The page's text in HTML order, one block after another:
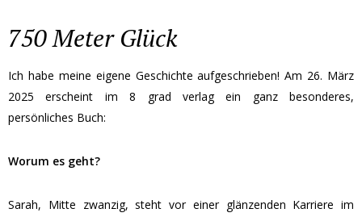
750 Meter Glück
Ich habe meine eigene Geschichte aufgeschrieben! Am 26. März
2025 erscheint im 8 grad verlag ein ganz besonderes,
persönliches Buch:
Worum es geht?
Sarah, Mitte zwanzig, steht vor einer glänzenden Karriere im